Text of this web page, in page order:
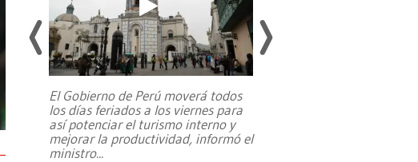
El Gobierno de Perú moverá todos
los días feriados a los viernes para
así potenciar el turismo interno y
mejorar la productividad, informó el
ministro...